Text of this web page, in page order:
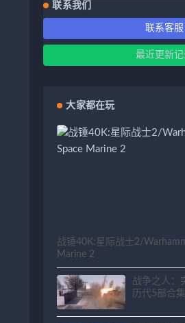
联系我们
联系客服
最近更新
大家都在玩
战锤40K:星际战士2/
Marine 2
战争之人：
历代5部合集